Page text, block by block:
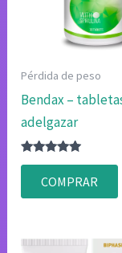
Pérdida de peso
Bendax –
adelgazar
Valorado
4.80
de 5
COMPRAR